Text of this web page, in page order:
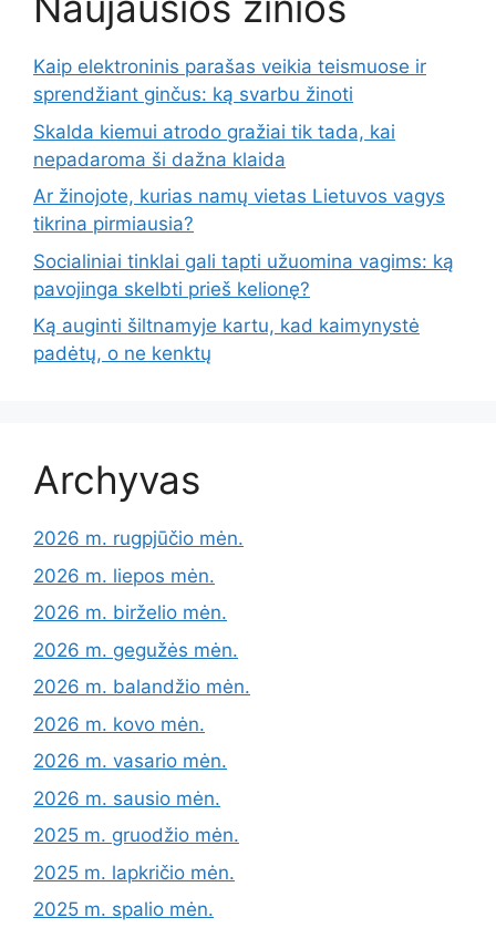
Kaip elektroninis parašas veikia teismuose ir
sprendžiant ginčus: ką svarbu žinoti
Skalda kiemui atrodo gražiai tik tada, kai
nepadaroma ši dažna klaida
Ar žinojote, kurias namų vietas Lietuvos vagys
tikrina pirmiausia?
Socialiniai tinklai gali tapti užuomina vagims: ką
pavojinga skelbti prieš kelionę?
Ką auginti šiltnamyje kartu, kad kaimynystė
padėtų, o ne kenktų
Archyvas
2026 m. rugpjūčio mėn.
2026 m. liepos mėn.
2026 m. birželio mėn.
2026 m. gegužės mėn.
2026 m. balandžio mėn.
2026 m. kovo mėn.
2026 m. vasario mėn.
2026 m. sausio mėn.
2025 m. gruodžio mėn.
2025 m. lapkričio mėn.
2025 m. spalio mėn.